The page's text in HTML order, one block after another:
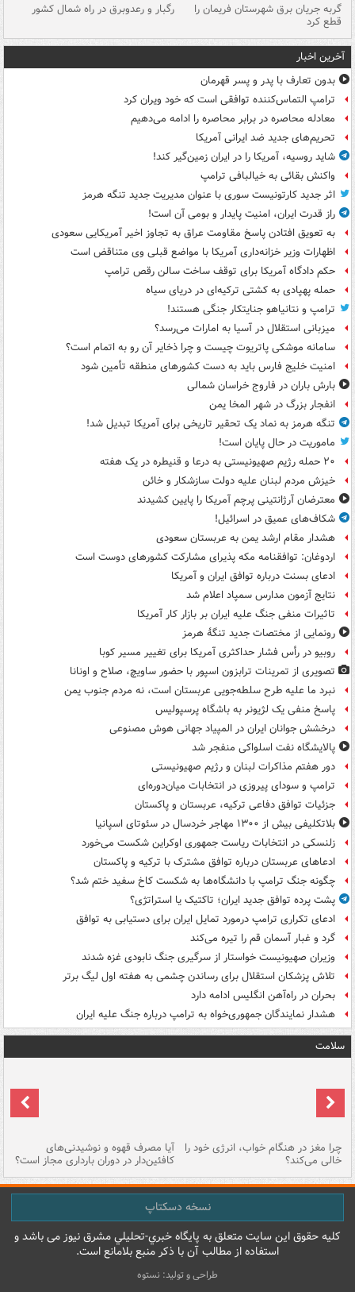
گربه جریان برق شهرستان فریمان را
قطع کرد
رگبار و رعدوبرق در راه شمال کشور
آخرین اخبار
بدون تعارف با پدر و پسر قهرمان
ترامپ التماس‌کننده توافقی است که خود ویران کرد
معادله محاصره در برابر محاصره را ادامه می‌دهیم
تحریم‌های جدید ضد ایرانی آمریکا
شاید روسیه، آمریکا را در ایران زمین‌گیر کند!
واکنش بقائی به خیالبافی ترامپ
اثر جدید کارتونیست سوری با عنوان مدیریت جدید تنگه هرمز
راز قدرت ایران، امنیت پایدار و بومی آن است!
به تعویق افتادن پاسخ مقاومت عراق به تجاوز اخیر آمریکایی سعودی
اظهارات وزیر خزانه‌داری آمریکا با مواضع قبلی وی متناقض است
حکم دادگاه آمریکا برای توقف ساخت سالن رقص ترامپ
حمله پهپادی به کشتی ترکیه‌ای در دریای سیاه
ترامپ و نتانیاهو جنایتکار جنگی هستند!
میزبانی استقلال در آسیا به امارات می‌رسد؟
سامانه موشکی پاتریوت چیست و چرا ذخایر آن رو به اتمام است؟
امنیت خلیج فارس باید به دست کشورهای منطقه تأمین شود
بارش باران در فاروج خراسان شمالی
انفجار بزرگ در شهر المخا یمن
تنگه هرمز به نماد یک تحقیر تاریخی برای آمریکا تبدیل شد!
ماموریت در حال پایان است!
۲۰ حمله رژیم صهیونیستی به درعا و قنیطره در یک هفته
خیزش مردم لبنان علیه دولت سازشکار و خائن
معترضان آرژانتینی پرچم آمریکا را پایین کشیدند
شکاف‌های عمیق در اسرائیل!
هشدار مقام ارشد یمن به عربستان سعودی
اردوغان: توافقنامه مکه پذیرای مشارکت کشورهای دوست است
ادعای بسنت درباره توافق ایران و آمریکا
نتایج آزمون مدارس سمپاد اعلام شد
تاثیرات منفی جنگ علیه ایران بر بازار کار آمریکا
رونمایی از مختصات جدید تنگۀ هرمز
روبیو در رأس فشار حداکثری آمریکا برای تغییر مسیر کوبا
تصویری از تمرینات ترابزون اسپور با حضور ساویچ، صلاح و اونانا
نبرد ما علیه طرح سلطه‌جویی عربستان است، نه مردم جنوب یمن
پاسخ منفی یک لژیونر به باشگاه پرسپولیس
درخشش جوانان ایران در المپیاد جهانی هوش مصنوعی
پالایشگاه نفت اسلواکی منفجر شد
دور هفتم مذاکرات لبنان و رژیم صهیونیستی
ترامپ و سودای پیروزی در انتخابات میان‌دوره‌ای
جزئیات توافق دفاعی ترکیه، عربستان و پاکستان
بلاتکلیفی بیش از ۱۳۰۰ مهاجر خردسال در سئوتای اسپانیا
زلنسکی در انتخابات ریاست جمهوری اوکراین شکست می‌خورد
ادعاهای عربستان درباره توافق مشترک با ترکیه و پاکستان
چگونه جنگ ترامپ با دانشگاه‌ها به شکست کاخ سفید ختم شد؟
پشت پرده توافق جدید ایران؛ تاکتیک یا استراتژی؟
ادعای تکراری ترامپ درمورد تمایل ایران برای دستیابی به توافق
گرد و غبار آسمان قم را تیره می‌کند
وزیران صهیونیست خواستار از سرگیری جنگ نابودی غزه شدند
تلاش پزشکان استقلال برای رساندن چشمی به هفته اول لیگ برتر
بحران در راه‌آهن انگلیس ادامه دارد
هشدار نمایندگان جمهوری‌خواه به ترامپ درباره جنگ علیه ایران
سلامت
چرا مغز در هنگام خواب، انرژی خود را
خالی می‌کند؟
آیا مصرف قهوه و نوشیدنی‌های
کافئین‌دار در دوران بارداری مجاز است؟
نسخه دسکتاپ
کليه حقوق اين سايت متعلق به پایگاه خبري-تحليلي مشرق نيوز می باشد و
استفاده از مطالب آن با ذکر منبع بلامانع است.
طراحی و تولید: نستوه